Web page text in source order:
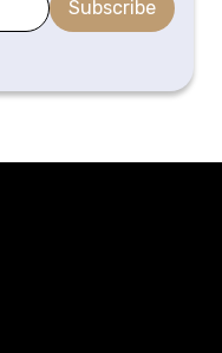
Subscribe